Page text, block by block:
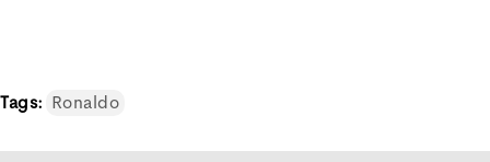
Tags: Ronaldo